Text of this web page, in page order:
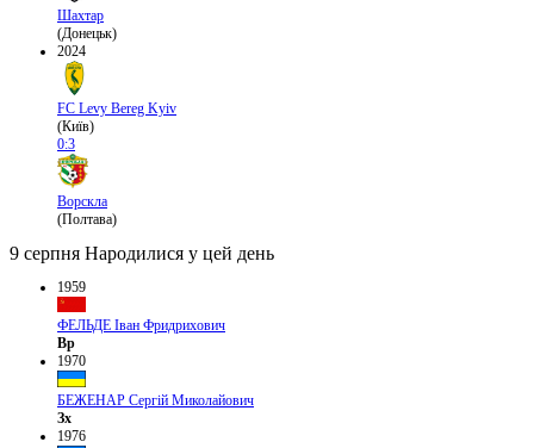
Шахтар
(Донецьк)
2024
FC Levy Bereg Kyiv
(Київ)
0:3
Ворскла
(Полтава)
9 серпня Народилися у цей день
1959
ФЕЛЬДЕ Іван Фридрихович
Вр
1970
БЕЖЕНАР Сергій Миколайович
Зх
1976